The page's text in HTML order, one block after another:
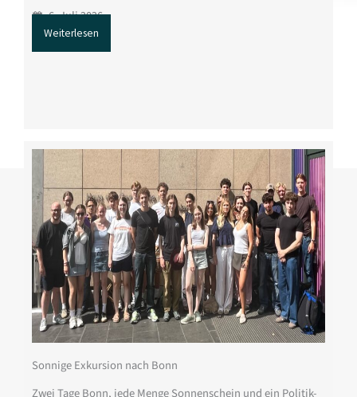
6. Juli 2026
Weiterlesen
Sonnige Exkursion nach Bonn
Zwei Tage Bonn, jede Menge Sonnenschein und ein Politik-